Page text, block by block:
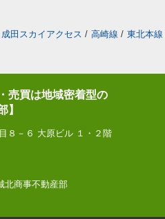
成田スカイアクセス / 高崎線 / 東北本線
売買は地域密着型の
】
８－６ 大原ビル １・２階
北商事不動産部